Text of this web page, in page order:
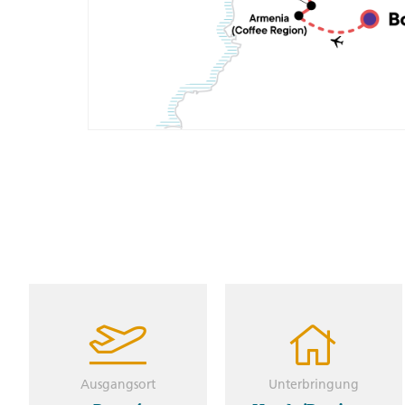
Ausgangsort Unterbringung